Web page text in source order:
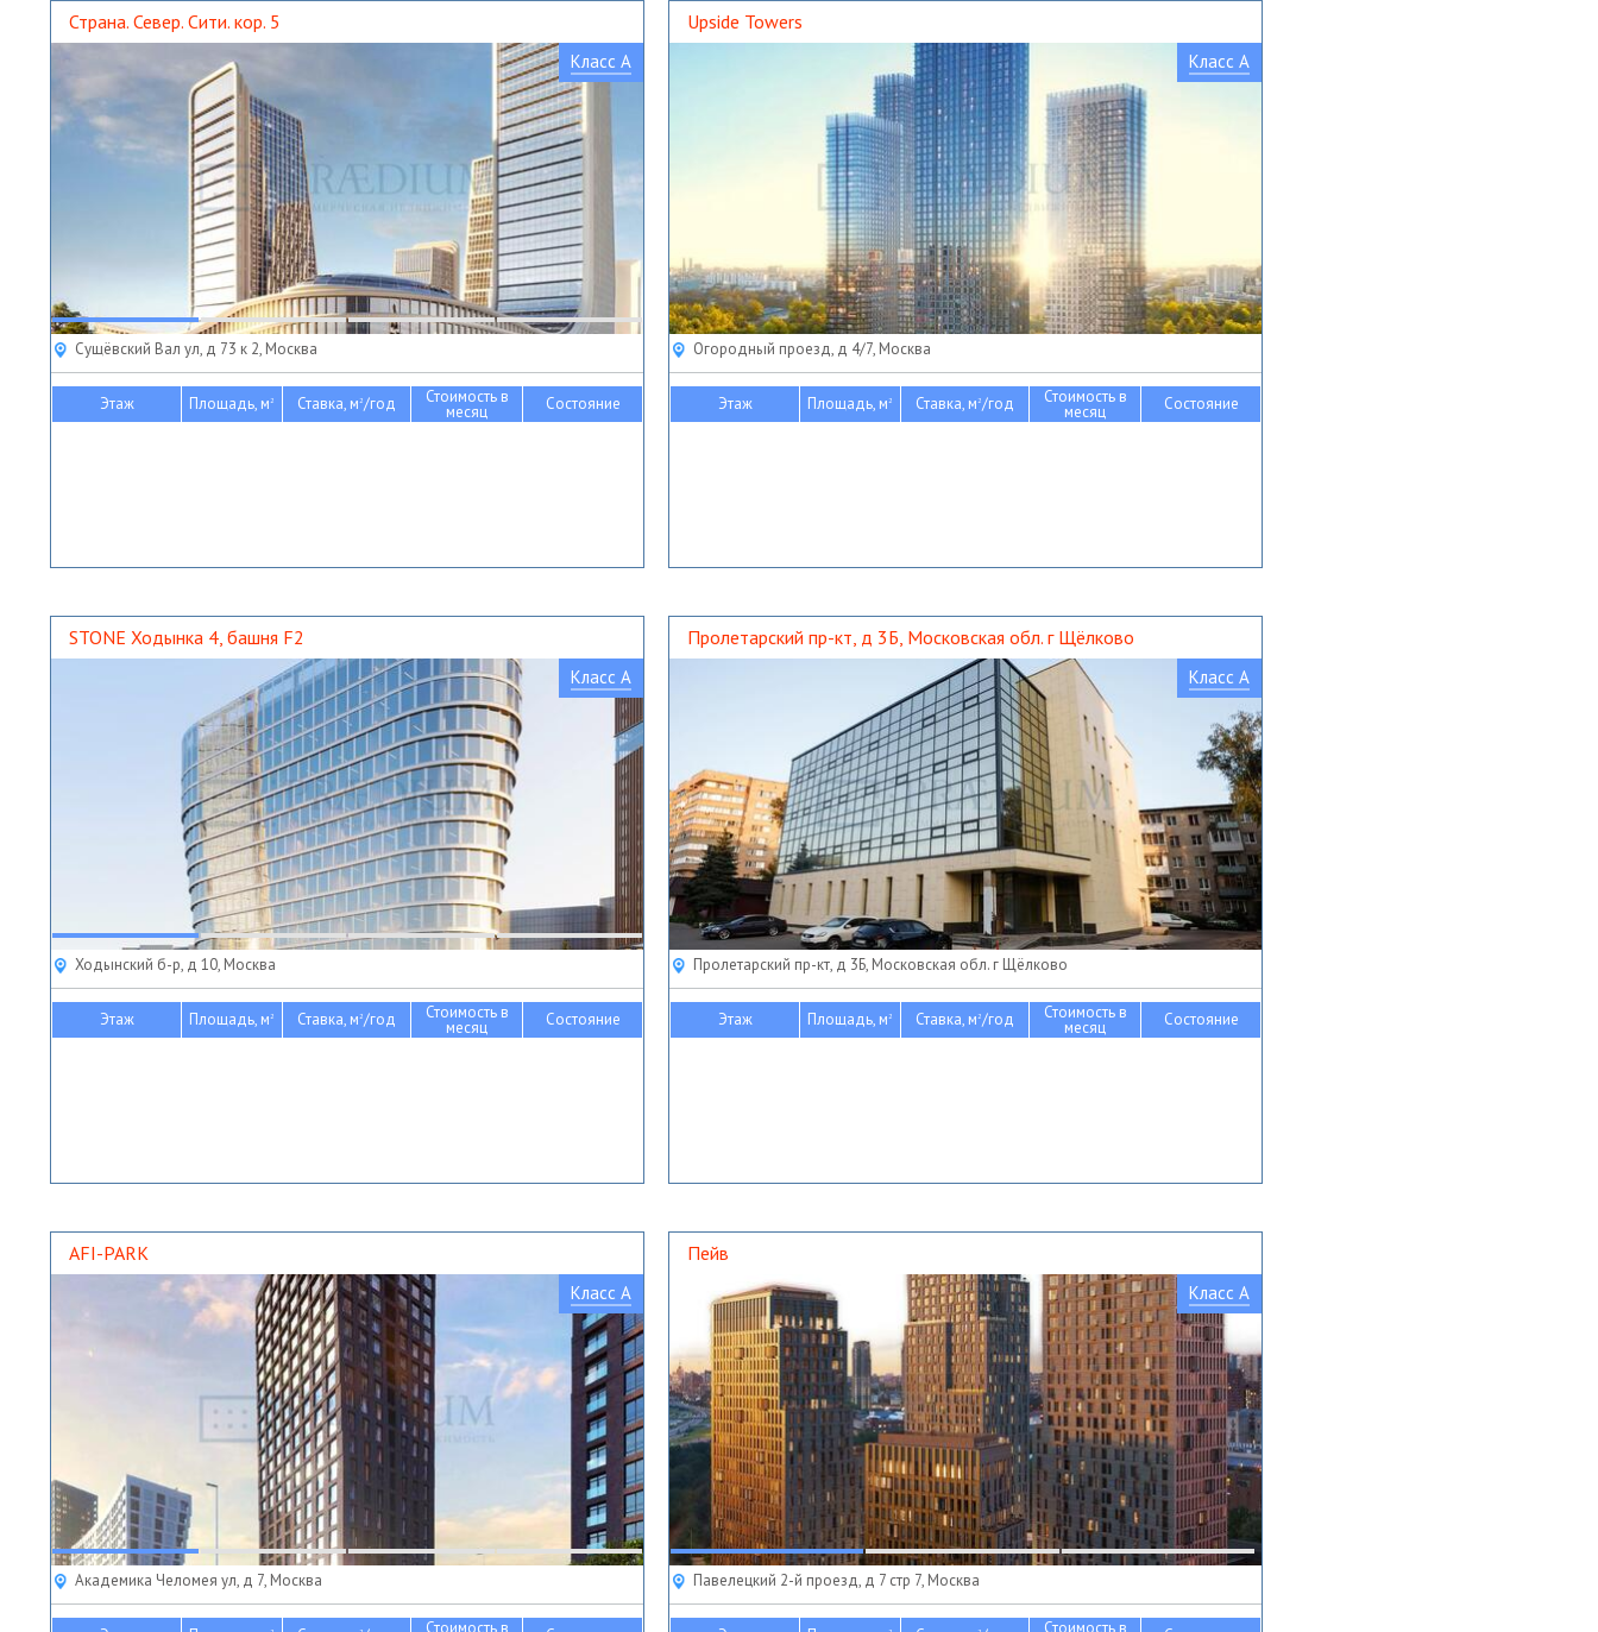
Страна. Север. Сити. кор. 5
Класс A
Сущёвский Вал ул, д 73 к 2, Москва
Этаж Площадь, м2 Ставка, м2/год Стоимость в
месяц Состояние
Upside Towers
Класс A
Огородный проезд, д 4/7, Москва
Этаж Площадь, м2 Ставка, м2/год Стоимость в
месяц Состояние
STONE Ходынка 4, башня F2
Класс A
Ходынский б-р, д 10, Москва
Этаж Площадь, м2 Ставка, м2/год Стоимость в
месяц Состояние
Пролетарский пр-кт, д 3Б, Московская обл. г Щёлково
Класс A
Пролетарский пр-кт, д 3Б, Московская обл. г Щёлково
Этаж Площадь, м2 Ставка, м2/год Стоимость в
месяц Состояние
AFI-PARK
Класс A
Академика Челомея ул, д 7, Москва
Стоимость в
Пейв
Класс A
Павелецкий 2-й проезд, д 7 стр 7, Москва
Стоимость в